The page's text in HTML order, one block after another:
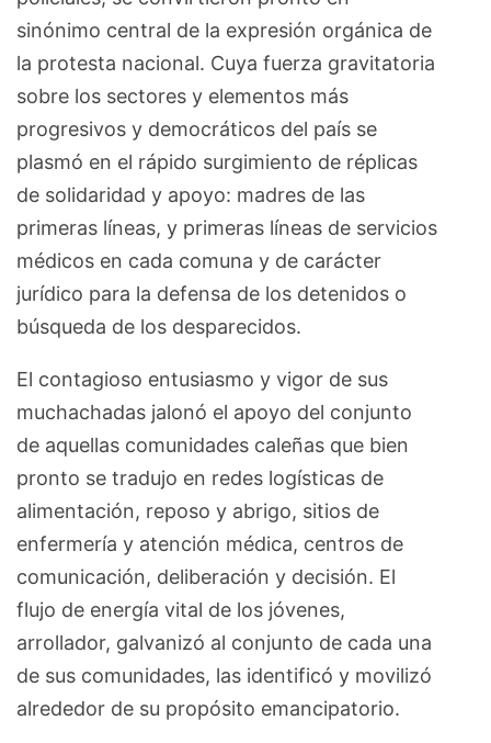
sinónimo central de la expresión orgánica de
la protesta nacional. Cuya fuerza gravitatoria
sobre los sectores y elementos más
progresivos y democráticos del país se
plasmó en el rápido surgimiento de réplicas
de solidaridad y apoyo: madres de las
primeras líneas, y primeras líneas de servicios
médicos en cada comuna y de carácter
jurídico para la defensa de los detenidos o
búsqueda de los desparecidos.
El contagioso entusiasmo y vigor de sus
muchachadas jalonó el apoyo del conjunto
de aquellas comunidades caleñas que bien
pronto se tradujo en redes logísticas de
alimentación, reposo y abrigo, sitios de
enfermería y atención médica, centros de
comunicación, deliberación y decisión. El
flujo de energía vital de los jóvenes,
arrollador, galvanizó al conjunto de cada una
de sus comunidades, las identificó y movilizó
alrededor de su propósito emancipatorio.